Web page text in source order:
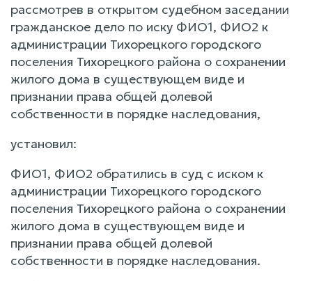
рассмотрев в открытом судебном заседании
гражданское дело по иску ФИО1, ФИО2 к
администрации Тихорецкого городского
поселения Тихорецкого района о сохранении
жилого дома в существующем виде и
признании права общей долевой
собственности в порядке наследования,
установил:
ФИО1, ФИО2 обратились в суд с иском к
администрации Тихорецкого городского
поселения Тихорецкого района о сохранении
жилого дома в существующем виде и
признании права общей долевой
собственности в порядке наследования.